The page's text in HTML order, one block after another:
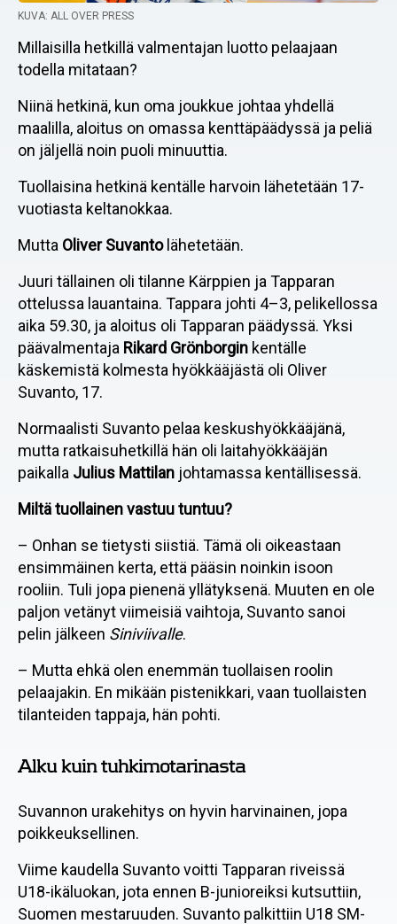
KUVA: ALL OVER PRESS
Millaisilla hetkillä valmentajan luotto pelaajaan
todella mitataan?
Niinä hetkinä, kun oma joukkue johtaa yhdellä
maalilla, aloitus on omassa kenttäpäädyssä ja peliä
on jäljellä noin puoli minuuttia.
Tuollaisina hetkinä kentälle harvoin lähetetään 17-
vuotiasta keltanokkaa.
Mutta Oliver Suvantolähetetään.
Juuri tällainen oli tilanne Kärppien ja Tapparan
ottelussa lauantaina. Tappara johti 4–3, pelikellossa
aika 59.30, ja aloitus oli Tapparan päädyssä. Yksi
päävalmentaja Rikard Grönborgin kentälle
käskemistä kolmesta hyökkääjästä oli Oliver
Suvanto, 17.
Normaalisti Suvanto pelaa keskushyökkääjänä,
mutta ratkaisuhetkillä hän oli laitahyökkääjän
paikalla Julius Mattilan johtamassa kentällisessä.
Miltä tuollainen vastuu tuntuu?
– Onhan se tietysti siistiä. Tämä oli oikeastaan
ensimmäinen kerta, että pääsin noinkin isoon
rooliin. Tuli jopa pienenä yllätyksenä. Muuten en ole
paljon vetänyt viimeisiä vaihtoja, Suvanto sanoi
pelin jälkeen Siniviivalle.
– Mutta ehkä olen enemmän tuollaisen roolin
pelaajakin. En mikään pistenikkari, vaan tuollaisten
tilanteiden tappaja, hän pohti.
Alku kuin tuhkimotarinasta
Suvannon urakehitys on hyvin harvinainen, jopa
poikkeuksellinen.
Viime kaudella Suvanto voitti Tapparan riveissä
U18-ikäluokan, jota ennen B-junioreiksi kutsuttiin,
Suomen mestaruuden. Suvanto palkittiin U18 SM-